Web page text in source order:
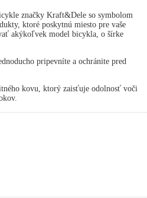
značky Kraft&Dele so symbolom
ktoré poskytnú miesto pre vaše
akýkoľvek model bicykla, o šírke
pripevníte a ochránite pred
kovu, ktorý zaisťuje odolnosť voči